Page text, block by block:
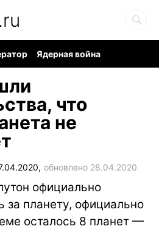
Ядерная война
что
не
обновлено 28.04.2020
официально
за планету, официально
осталось 8 планет —